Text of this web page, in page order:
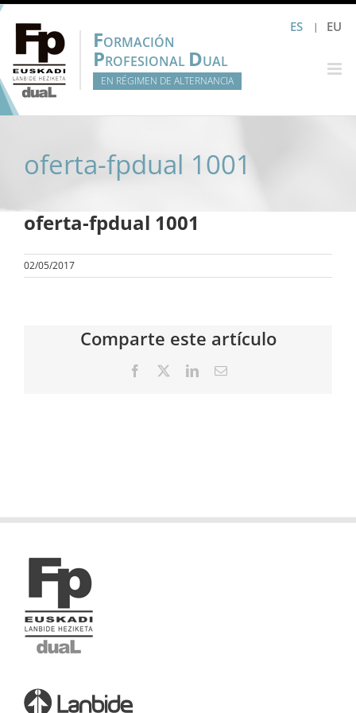
Saltar
contenido
ES EU
FORMACIÓN
PROFESIONAL DUAL
EN RÉGIMEN DE ALTERNANCIA
oferta-fpdual 1001
oferta-fpdual 1001
02/05/2017
Comparte este artículo
Facebook LinkedInCorreo